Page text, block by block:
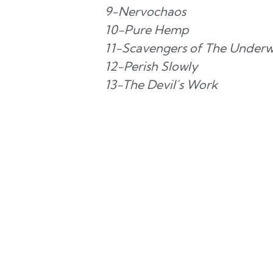
9-Nervochaos
10-Pure Hemp
11-Scavengers of The
12-Perish Slowly
13-The Devil´s Work